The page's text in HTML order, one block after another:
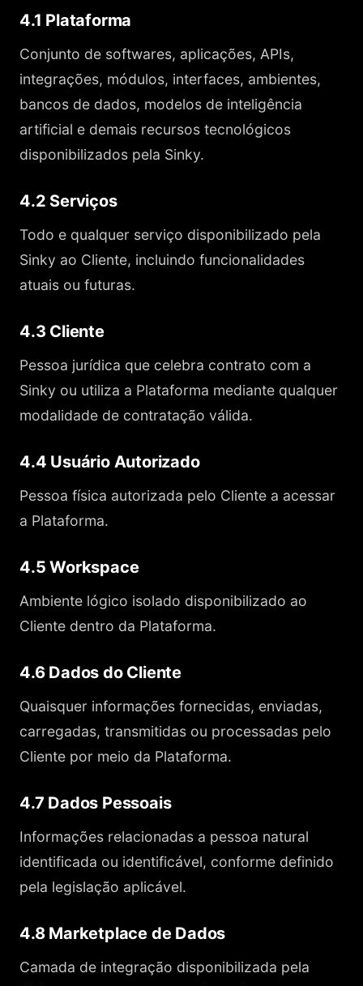
4.1 Plataforma
Conjunto de softwares, aplicações, APIs,
integrações, módulos, interfaces, ambientes,
bancos de dados, modelos de inteligência
artificial e demais recursos tecnológicos
disponibilizados pela Sinky.
4.2 Serviços
Todo e qualquer serviço disponibilizado pela
Sinky ao Cliente, incluindo funcionalidades
atuais ou futuras.
4.3 Cliente
Pessoa jurídica que celebra contrato com a
Sinky ou utiliza a Plataforma mediante qualquer
modalidade de contratação válida.
4.4 Usuário Autorizado
Pessoa física autorizada pelo Cliente a acessar
a Plataforma.
4.5 Workspace
Ambiente lógico isolado disponibilizado ao
Cliente dentro da Plataforma.
4.6 Dados do Cliente
Quaisquer informações fornecidas, enviadas,
carregadas, transmitidas ou processadas pelo
Cliente por meio da Plataforma.
4.7 Dados Pessoais
Informações relacionadas a pessoa natural
identificada ou identificável, conforme definido
pela legislação aplicável.
4.8 Marketplace de Dados
Camada de integração disponibilizada pela